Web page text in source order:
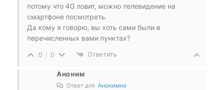
потому что 4G ловит, можно телевидение на
смартфоне посмотреть.
Да кому я говорю, вы хоть сами были в
перечисленных вами пунктах?
0 0 Ответить
Аноним
Ответ для Анонимно